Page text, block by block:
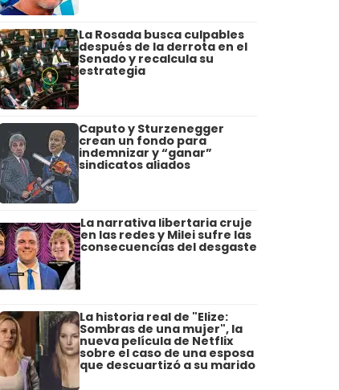
La Rosada busca culpables
después de la derrota en el
Senado y recalcula su
estrategia
Caputo y Sturzenegger
crean un fondo para
indemnizar y “ganar”
sindicatos aliados
La narrativa libertaria cruje
en las redes y Milei sufre las
consecuencias del desgaste
La historia real de "Elize:
Sombras de una mujer", la
nueva película de Netflix
sobre el caso de una esposa
que descuartizó a su marido